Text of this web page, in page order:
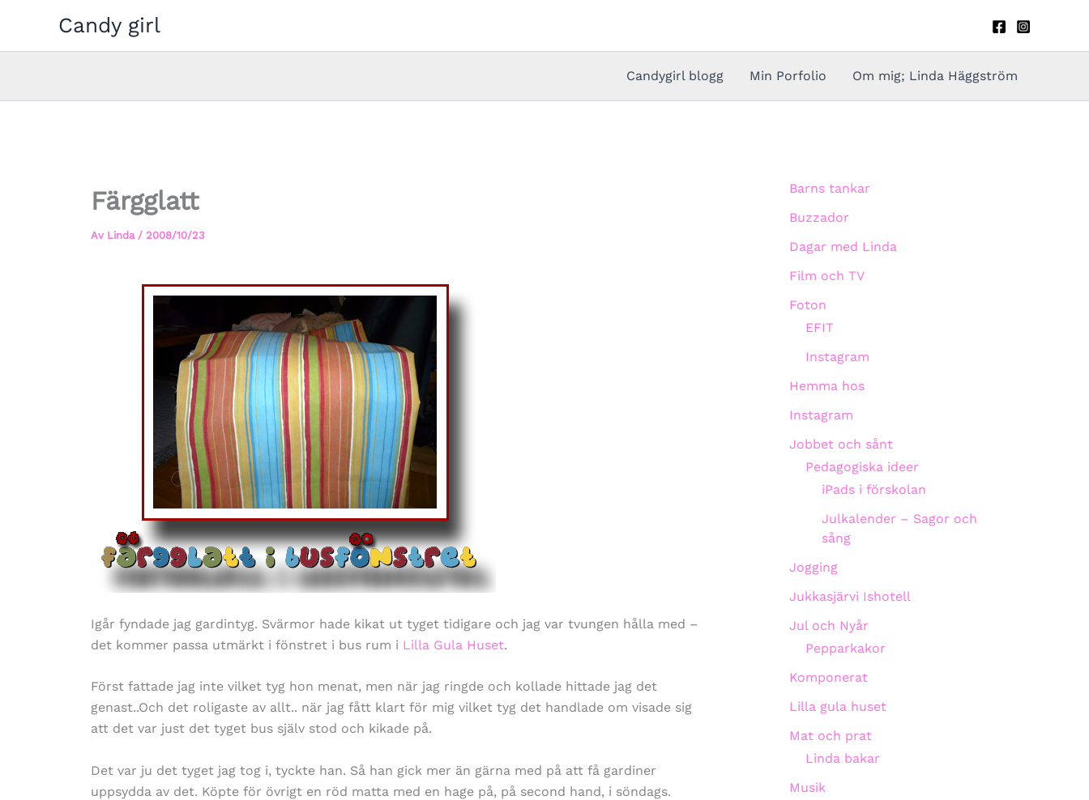
innehåll
Candy girl
Candygirl blogg Min Porfolio Om mig; Linda Häggström
Färgglatt
Av Linda / 2008/10/23
Igår fyndade jag gardintyg. Svärmor hade kikat ut tyget tidigare och jag var tvungen hålla med –
det kommer passa utmärkt i fönstret i bus rum i Lilla Gula Huset.
Först fattade jag inte vilket tyg hon menat, men när jag ringde och kollade hittade jag det
genast..Och det roligaste av allt.. när jag fått klart för mig vilket tyg det handlade om visade sig
att det var just det tyget bus själv stod och kikade på.
Det var ju det tyget jag tog i, tyckte han. Så han gick mer än gärna med på att få gardiner
uppsydda av det. Köpte för övrigt en röd matta med en hage på, på second hand, i söndags.
Barns tankar
Buzzador
Dagar med Linda
Film och TV
Foton
EFIT
Instagram
Hemma hos
Instagram
Jobbet och sånt
Pedagogiska ideer
iPads i förskolan
Julkalender – Sagor och
sång
Jogging
Jukkasjärvi Ishotell
Jul och Nyår
Pepparkakor
Komponerat
Lilla gula huset
Mat och prat
Linda bakar
Musik